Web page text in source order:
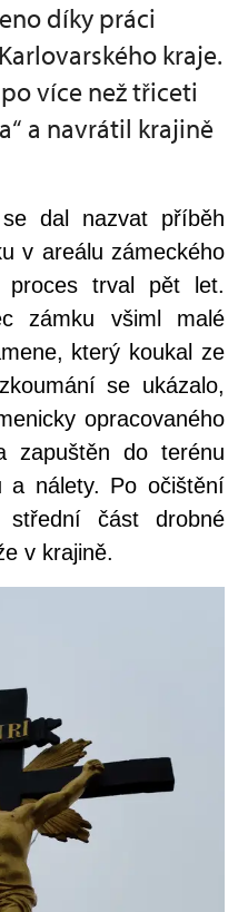
díky práci
kraje.
více než třiceti
a navrátil krajině
dal nazvat příběh
v areálu zámeckého
proces trval pět let.
zámku všiml malé
který koukal ze
se ukázalo,
opracovaného
zapuštěn do terénu
a nálety. Po očištění
část drobné
v krajině.